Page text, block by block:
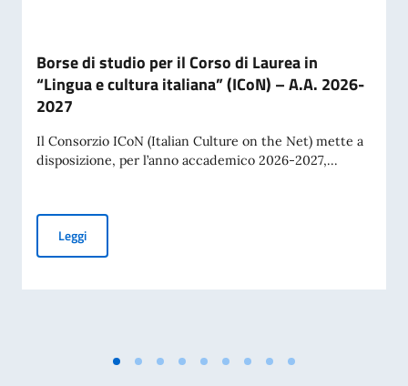
Borse di studio per il Corso di Laurea in
“Lingua e cultura italiana” (ICoN) – A.A. 2026-
2027
Il Consorzio ICoN (Italian Culture on the Net) mette a
disposizione, per l’anno accademico 2026-2027,...
LeggiBorse di studio per il Corso di Laurea in “Lingua e cultura